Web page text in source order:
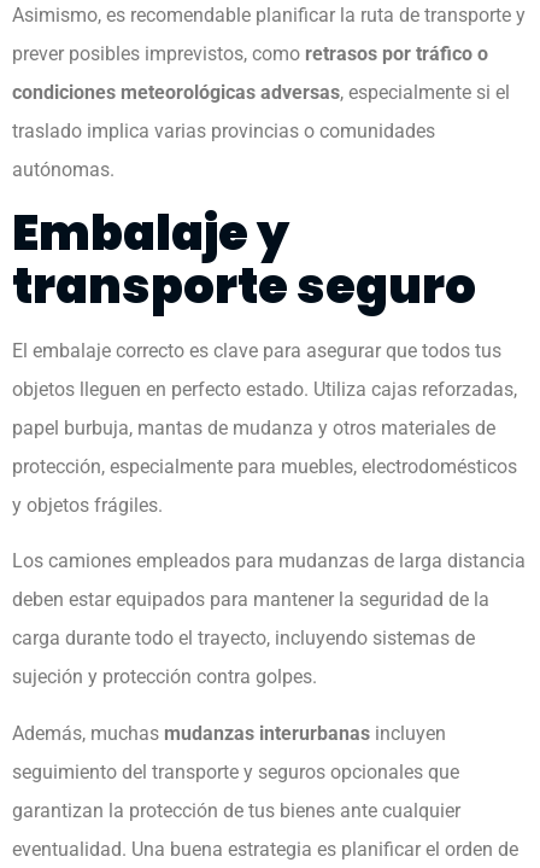
Asimismo, es recomendable planificar la ruta de transporte y
prever posibles imprevistos, como retrasos por tráfico o
condiciones meteorológicas adversas, especialmente si el
traslado implica varias provincias o comunidades
autónomas.
Embalaje y
transporte seguro
El embalaje correcto es clave para asegurar que todos tus
objetos lleguen en perfecto estado. Utiliza cajas reforzadas,
papel burbuja, mantas de mudanza y otros materiales de
protección, especialmente para muebles, electrodomésticos
y objetos frágiles.
Los camiones empleados para mudanzas de larga distancia
deben estar equipados para mantener la seguridad de la
carga durante todo el trayecto, incluyendo sistemas de
sujeción y protección contra golpes.
Además, muchas mudanzas interurbanas incluyen
seguimiento del transporte y seguros opcionales que
garantizan la protección de tus bienes ante cualquier
eventualidad. Una buena estrategia es planificar el orden de